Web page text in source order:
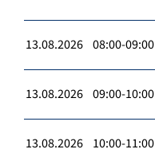
13.08.2026 08:00-09:00
13.08.2026 09:00-10:00
13.08.2026 10:00-11:00